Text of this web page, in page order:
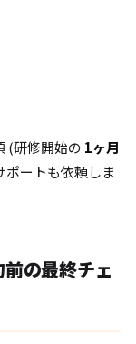
(研修開始の 1ヶ月
ポートも依頼しま
の最終チェ